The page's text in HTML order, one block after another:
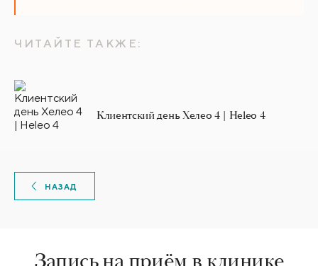
ЧИТАЙТЕ ТАКЖЕ:
Клиентский день Хелео 4 | Heleo 4
НАЗАД